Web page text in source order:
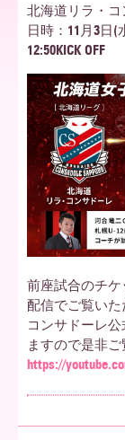
ー
ア
北
海
道
北海道リラ・
日時：11月3日(
12:50KICK OFF
前座試合のチ
配信でご覧いた
コンサドーレ公
ますので是非ご
https://